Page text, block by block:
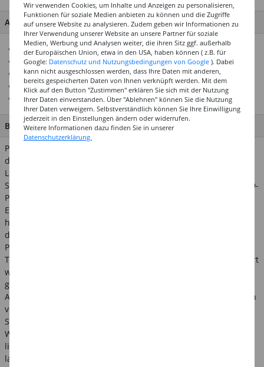
ARTIKEL MERKMALE & DETAILS
Dekorative 3D Farbperlen
Größe selbst bestimmen
Trocknungszeit: 60 Minuten
Waschbeständig, linksseitig bis 30 °C
Universell anwendbar
BESCHREIBUNG
Perlenmaker-Pens sind vielseitige Kreativwerkzeuge, mit denen
du verschiedenste Untergründe wie Papier, Holz, Textilien,
Leder, Glas und Keramik gestalten kannst. Diese speziellen
Stifte ermöglichen es dir, auf einfache Weise wunderschöne 3D-
Perlenmuster und Designs zu kreieren.
Egal, ob du ein Kunstprojekt umsetzen möchtest oder
handgefertigte Geschenke anfertigst, Perlenmaker-Pens bieten
dir unzählige Möglichkeiten. Auf Papier lassen sich kunstvolle
Perlenbilder zeichnen, die deinen Kreationen eine einzigartige
Textur verleihen. Holz kann mit den Perlenmaker-Pens dekoriert
werden, um Möbelstücke oder Holzkisten individuell zu
gestalten.
Auch Textilien wie T-Shirts, Taschen oder Kissenbezüge können
verschönert werden. Du kannst kunstvolle Perlenmuster auf
Stoff zeichnen oder bereits bestehende Designs hervorheben.
Wichtig: Textilie zum Waschen und Bügeln (30 °C) immer auf
links wenden. Lederwaren wie Geldbörsen oder Armbänder
lassen sich ebenfalls mit den Perlenmaker-Pens
Wir verwenden Cookies, um Inhalte und Anzeigen zu personalisieren,
Funktionen für soziale Medien anbieten zu können und die Zugriffe
auf unsere Website zu analysieren. Zudem geben wir Informationen zu
Ihrer Verwendung unserer Website an unsere Partner für soziale
Medien, Werbung und Analysen weiter, die ihren Sitz ggf. außerhalb
der Europäischen Union, etwa in den USA, haben können ( z.B. für
Google: Datenschutz und Nutzungsbedingungen von Google ). Dabei
kann nicht ausgeschlossen werden, dass Ihre Daten mit anderen,
bereits gespeicherten Daten von Ihnen verknüpft werden. Mit dem
Klick auf den Button "Zustimmen" erklären Sie sich mit der Nutzung
Ihrer Daten einverstanden. Über "Ablehnen" können Sie die Nutzung
Ihrer Daten verweigern. Selbstverständlich können Sie Ihre Einwilligung
jederzeit in den Einstellungen ändern oder widerrufen.
Weitere Informationen dazu finden Sie in unserer
Datenschutzerklärung.